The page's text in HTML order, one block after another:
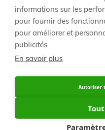
informations sur les
pour fournir des
pour améliorer et
publicités.
En savoir plus
Autoriser
Belgique / FR
België / NL
Belgique / FR
Voet
© 2014 - 2020 Signature
Règlement des points de fidélité